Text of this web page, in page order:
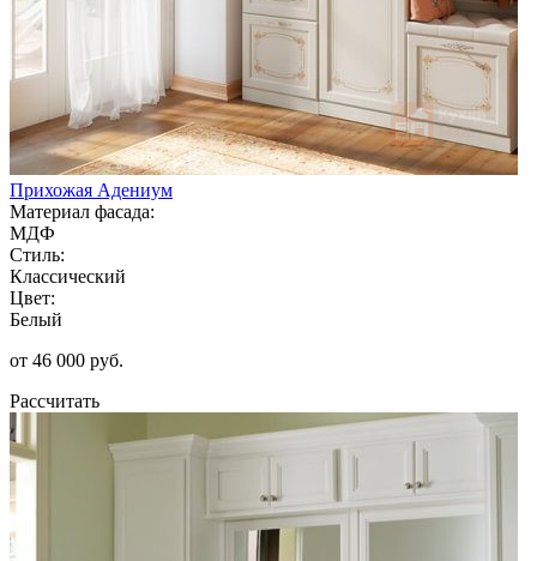
Прихожая Адениум
Материал фасада:
МДФ
Стиль:
Классический
Цвет:
Белый
от 46 000 руб.
Рассчитать